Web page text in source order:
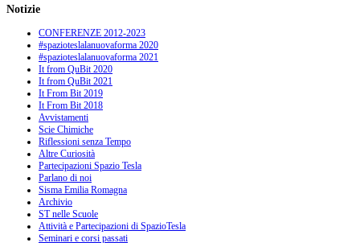
Notizie
CONFERENZE 2012-2023
#spazioteslalanuovaforma 2020
#spazioteslalanuovaforma 2021
It from QuBit 2020
It from QuBit 2021
It From Bit 2019
It From Bit 2018
Avvistamenti
Scie Chimiche
Riflessioni senza Tempo
Altre Curiosità
Partecipazioni Spazio Tesla
Parlano di noi
Sisma Emilia Romagna
Archivio
ST nelle Scuole
Attività e Partecipazioni di SpazioTesla
Seminari e corsi passati